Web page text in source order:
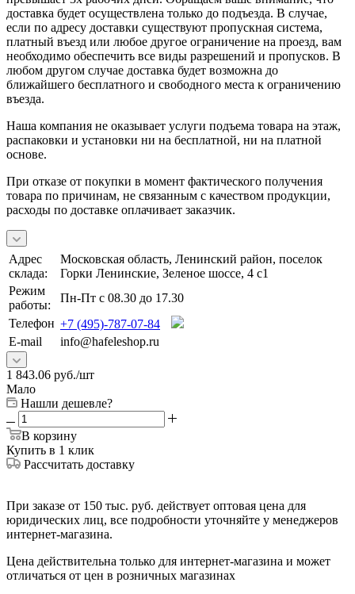
доставка будет осуществлена только до подъезда. В случае,
если по адресу доставки существуют пропускная система,
платный въезд или любое другое ограничение на проезд, вам
необходимо обеспечить все виды разрешений и пропусков. В
любом другом случае доставка будет возможна до
ближайшего бесплатного и свободного места к ограничению
въезда.
Наша компания не оказывает услуги подъема товара на этаж,
распаковки и установки ни на бесплатной, ни на платной
основе.
При отказе от покупки в момент фактического получения
товара по причинам, не связанным с качеством продукции,
расходы по доставке оплачивает заказчик.
Адрес
склада:
Московская область, Ленинский район, поселок
Горки Ленинские, Зеленое шоссе, 4 с1
Режим
работы:
Пн-Пт с 08.30 до 17.30
Телефон +7 (495)-787-07-84
E-mail
info@hafeleshop.ru
1 843.06 руб./шт
Мало
Нашли дешевле?
В корзину
Купить в 1 клик
Рассчитать доставку
При заказе от 150 тыс. руб. действует оптовая цена для
юридических лиц, все подробности уточняйте у менеджеров
интернет-магазина.
Цена действительна только для интернет-магазина и может
отличаться от цен в розничных магазинах